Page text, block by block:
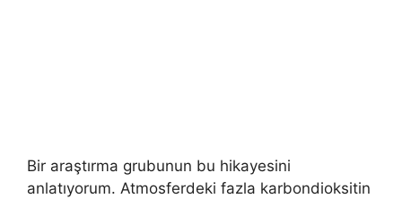
Bir araştırma grubunun bu hikayesini
anlatıyorum. Atmosferdeki fazla karbondioksitin